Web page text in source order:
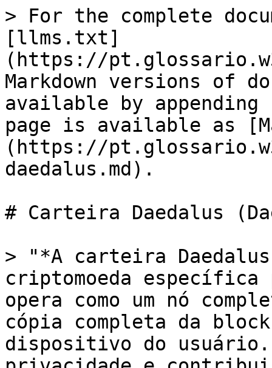
> For the complete
[llms.txt]
(https://
Markdown versions of
available by
page is available as
(https://
daedalus.md).
# Carteira Daedalus
> "*A carteira
criptomoeda específica
opera como um nó
cópia completa da
dispositivo do usuário.